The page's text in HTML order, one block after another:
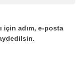
için adım, e-posta